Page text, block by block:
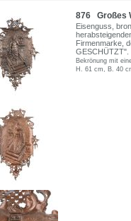
876 Großes
Eisenguss,
Firmenmarke,
GESCHÜTZT".
Bekrönung mit
H. 61 cm, B. 40